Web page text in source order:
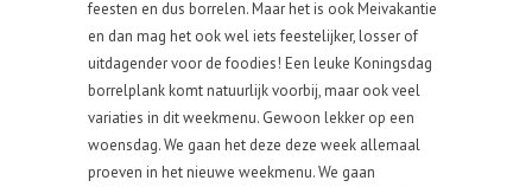
feesten en dus borrelen. Maar het is ook Meivakantie
en dan mag het ook wel iets feestelijker, losser of
uitdagender voor de foodies! Een leuke Koningsdag
borrelplank komt natuurlijk voorbij, maar ook veel
variaties in dit weekmenu. Gewoon lekker op een
woensdag. We gaan het deze deze week allemaal
proeven in het nieuwe weekmenu. We gaan